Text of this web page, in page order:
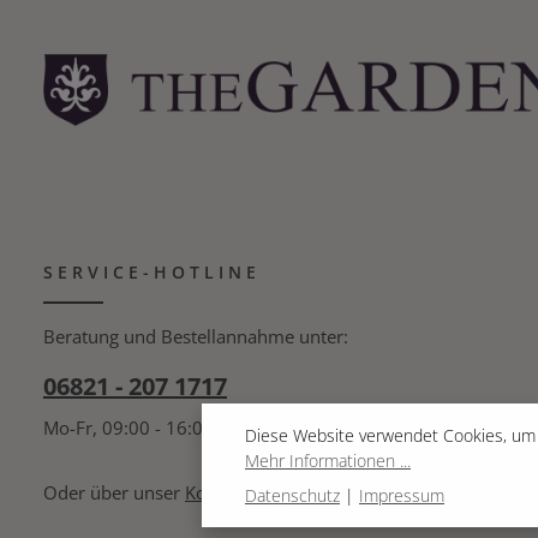
SERVICE-HOTLINE
Beratung und Bestellannahme unter:
06821 - 207 1717
Mo-Fr, 09:00 - 16:00 Uhr
Oder über unser Kontaktformular .
Diese Website verwendet Cookies,
Mehr Informationen ...
Datenschutz | Impressum